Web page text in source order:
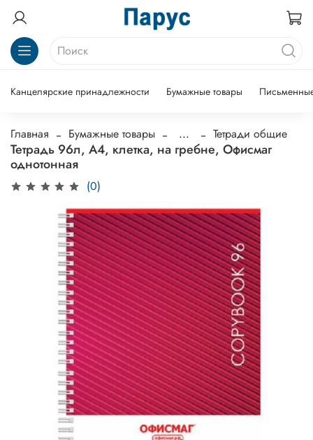
Канцелярские принадлежности Бумажные товары
Главная Бумажные товары ... Тетради общие
Тетрадь 96л, А4, клетка, на гребне, Офисмаг
однотонная
(0)